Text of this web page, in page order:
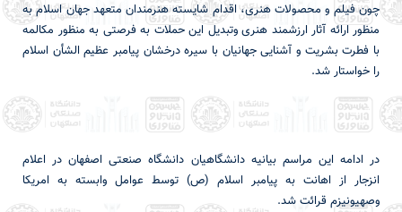
چون فیلم و محصولات هنری، اقدام شایسته هنرمندان متعهد جهان اسلام به
منظور ارائه آثار ارزشمند هنری وتبدیل این حملات به فرصتی به منظور مکالمه
با فطرت بشریت و آشنایی جهانیان با سیره درخشان پیامبر عظیم الشأن اسلام
را خواستار شد.
در ادامه این مراسم بیانیه دانشگاهیان دانشگاه صنعتی اصفهان در اعلام
انزجار از اهانت به پیامبر اسلام (ص) توسط عوامل وابسته به امریکا
وصهیونیزم قرائت شد.